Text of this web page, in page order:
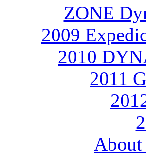
ZONE
2009
2010
2011
About